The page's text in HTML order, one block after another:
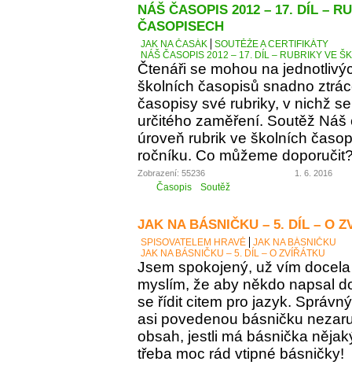
NÁŠ ČASOPIS 2012 – 17. DÍL –
ČASOPISECH
JAK NA ČASÁK
SOUTĚŽE A CERTIFIKÁTY
NÁŠ ČASOPIS 2012 – 17. DÍL – RUBRIKY VE
Čtenáři se mohou na
školních časopisů snadno
časopisy své rubriky, v nichž
určitého zaměření. Soutěž
úroveň rubrik ve školních
ročníku. Co můžeme
Zobrazení: 55236 1. 6. 2016
Časopis Soutěž
JAK NA BÁSNIČKU – 5. DÍL – O
SPISOVATELEM HRAVĚ
JAK NA BÁSNIČKU
JAK NA BÁSNIČKU – 5. DÍL – O ZVÍŘÁTKU
Jsem spokojený, už vím
myslím, že aby někdo napsal
se řídit citem pro jazyk.
asi povedenou básničku
obsah, jestli má básnička
třeba moc rád vtipné básničky!